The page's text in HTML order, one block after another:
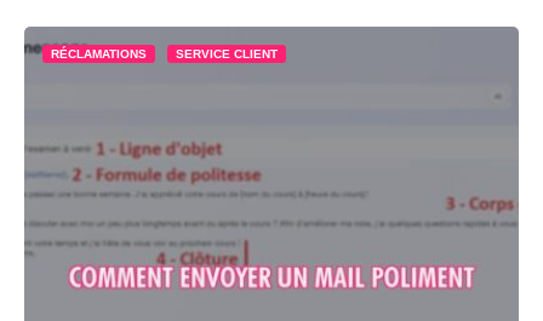
RÉCLAMATIONS SERVICE CLIENT